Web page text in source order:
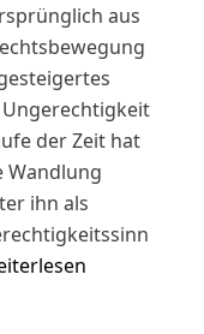
aus
der Zeit hat
Wandlung
ihn als